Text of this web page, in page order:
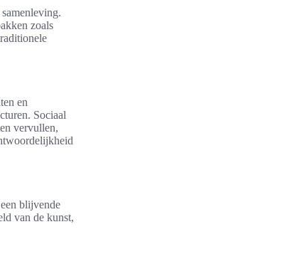
zoals
en
Sociaal
vervullen,
blijvende
van de kunst,